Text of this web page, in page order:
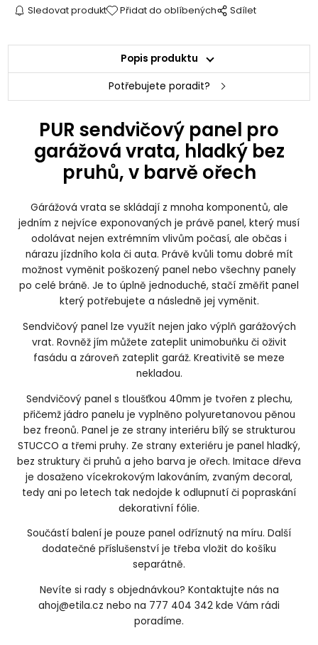
Sledovat produkt Přidat do oblíbených Sdílet
Popis produktu
Potřebujete poradit?
PUR sendvičový panel pro
garážová vrata, hladký bez
pruhů, v barvě ořech
Gárážová vrata se skládají z mnoha komponentů, ale
jedním z nejvíce exponovaných je právě panel, který musí
odolávat nejen extrémním vlivům počasí, ale občas i
nárazu jízdního kola či auta. Právě kvůli tomu dobré mít
možnost vyměnit poškozený panel nebo všechny panely
po celé bráně. Je to úplně jednoduché, stačí změřit panel
který potřebujete a následně jej vyměnit.
Sendvičový panel lze využít nejen jako výplň garážových
vrat. Rovněž jím můžete zateplit unimobuňku či oživit
fasádu a zároveň zateplit garáž. Kreativitě se meze
nekladou.
Sendvičový panel s tloušťkou 40mm je tvořen z plechu,
přičemž jádro panelu je vyplněno polyuretanovou pěnou
bez freonů. Panel je ze strany interiéru bílý se strukturou
STUCCO a třemi pruhy. Ze strany exteriéru je panel hladký,
bez struktury či pruhů a jeho barva je ořech. Imitace dřeva
je dosaženo vícekrokovým lakováním, zvaným decoral,
tedy ani po letech tak nedojde k odlupnutí či popraskání
dekorativní fólie.
Součástí balení je pouze panel odříznutý na míru. Další
dodatečné příslušenství je třeba vložit do košíku
separátně.
Nevíte si rady s objednávkou? Kontaktujte nás na
ahoj@etila.cz nebo na 777 404 342 kde Vám rádi
poradíme.